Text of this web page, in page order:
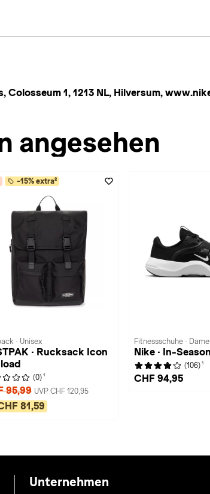
Colosseum 1, 1213 NL, Hilversum,
angesehen
-15% extra²
· Unisex
· Rucksack Icon
(0) 1
95,99 UVP CHF 120,95
81,59
Fitnessschuhe ·
Nike · In-
(106) 1
CHF 94,95
Unternehmen